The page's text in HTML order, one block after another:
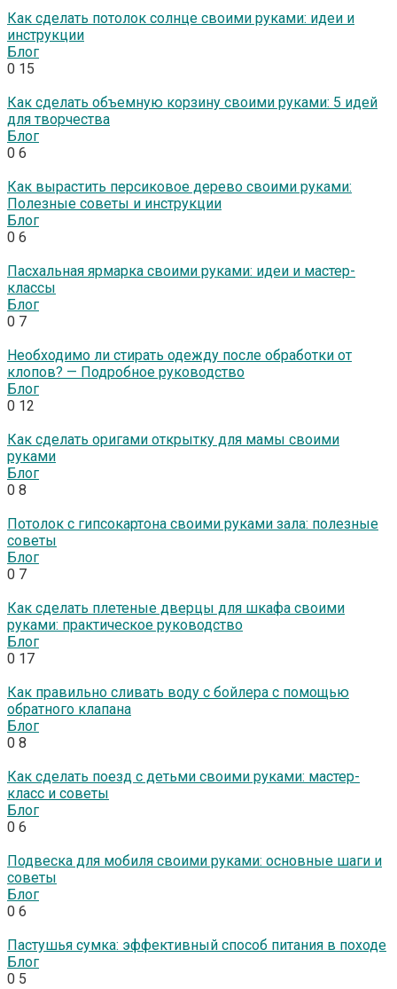
Как сделать потолок солнце своими руками: идеи и
инструкции
Блог
0 15
Как сделать объемную корзину своими руками: 5 идей
для творчества
Блог
0 6
Как вырастить персиковое дерево своими руками:
Полезные советы и инструкции
Блог
0 6
Пасхальная ярмарка своими руками: идеи и мастер-
классы
Блог
0 7
Необходимо ли стирать одежду после обработки от
клопов? — Подробное руководство
Блог
0 12
Как сделать оригами открытку для мамы своими
руками
Блог
0 8
Потолок с гипсокартона своими руками зала: полезные
советы
Блог
0 7
Как сделать плетеные дверцы для шкафа своими
руками: практическое руководство
Блог
0 17
Как правильно сливать воду с бойлера с помощью
обратного клапана
Блог
0 8
Как сделать поезд с детьми своими руками: мастер-
класс и советы
Блог
0 6
Подвеска для мобиля своими руками: основные шаги и
советы
Блог
0 6
Пастушья сумка: эффективный способ питания в походе
Блог
0 5